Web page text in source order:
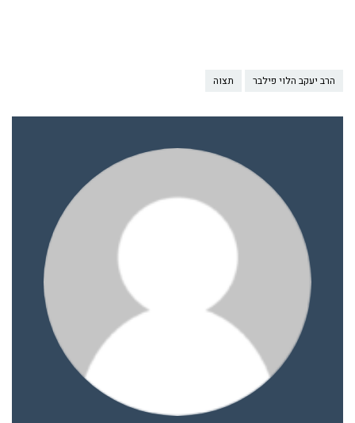
הרב יעקב הלוי פילבר תצוה